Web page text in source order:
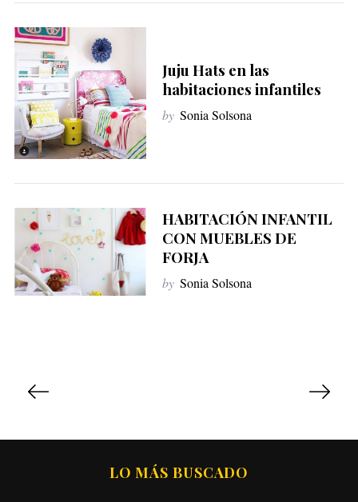
Juju Hats en las
habitaciones infantiles
by Sonia Solsona
HABITACIÓN INFANTIL
CON MUEBLES DE
FORJA
by Sonia Solsona
i
LO MÁS BUSCADO